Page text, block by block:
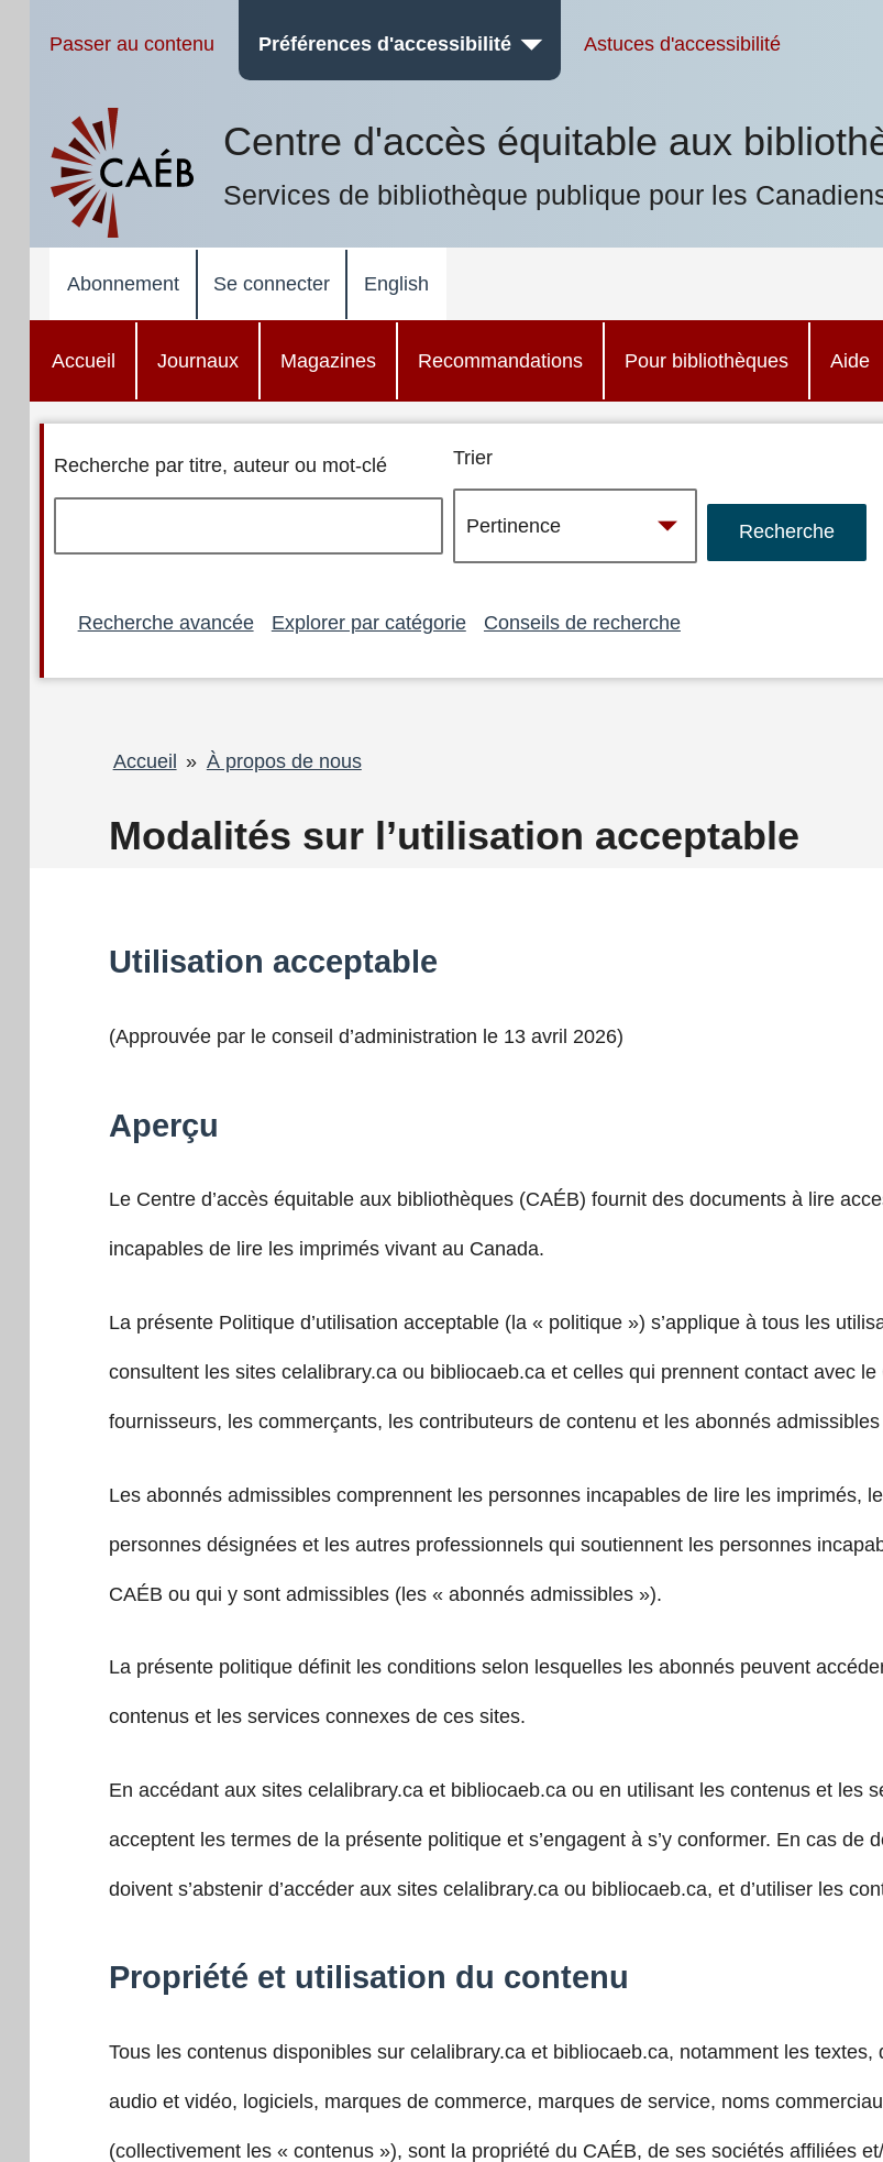
Passer au contenu Préférences d'accessibilité Astuces d'accessibilité
Centre d'accès équitable aux
Services de bibliothèque publique pour les
Abonnement Se connecter English
Accueil Journaux Magazines Recommandations Pour bibliothèques Aide
Recherche par titre, auteur ou mot-clé Trier
Recherche avancée Explorer par catégorie Conseils de recherche
Fil
Accueil À propos de nous
Modalités sur l’utilisation acceptable
Utilisation acceptable
(Approuvée par le conseil d’administration le 13 avril 2026)
Aperçu
Le Centre d’accès équitable aux bibliothèques (CAÉB) fournit des documents à lire
incapables de lire les imprimés vivant au Canada.
La présente Politique d’utilisation acceptable (la « politique ») s’applique à tous les
consultent les sites celalibrary.ca ou bibliocaeb.ca et celles qui prennent contact avec
fournisseurs, les commerçants, les contributeurs de contenu et les abonnés
Les abonnés admissibles comprennent les personnes incapables de lire les imprimés,
personnes désignées et les autres professionnels qui soutiennent les personnes
CAÉB ou qui y sont admissibles (les « abonnés admissibles »).
La présente politique définit les conditions selon lesquelles les abonnés peuvent
contenus et les services connexes de ces sites.
En accédant aux sites celalibrary.ca et bibliocaeb.ca ou en utilisant les contenus et les
acceptent les termes de la présente politique et s’engagent à s’y conformer. En cas
doivent s’abstenir d’accéder aux sites celalibrary.ca ou bibliocaeb.ca, et d’utiliser les
Propriété et utilisation du contenu
Tous les contenus disponibles sur celalibrary.ca et bibliocaeb.ca, notamment les
audio et vidéo, logiciels, marques de commerce, marques de service, noms
(collectivement les « contenus »), sont la propriété du CAÉB, de ses sociétés affiliées